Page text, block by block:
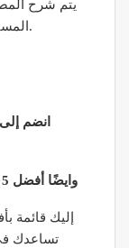
يتم شرح
المستمعين على فهم الثقافة الألمانية بشكل أعمق.
انضم
وايضًا أفضل 5 كتب لتعلم اللغة الألمانية مترجمة إلى العربية
تساعدك